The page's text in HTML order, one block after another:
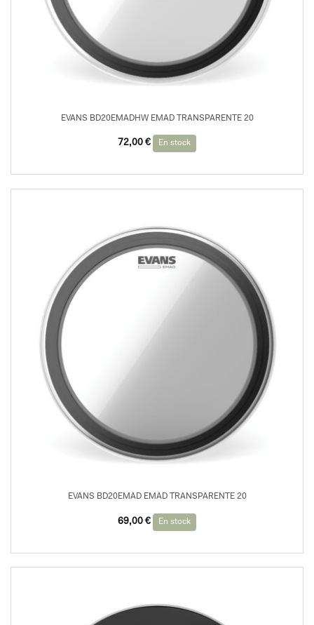
EVANS BD20EMADHW EMAD TRANSPARENTE 20
72,00 € En stock
EVANS BD20EMAD EMAD TRANSPARENTE 20
69,00 € En stock